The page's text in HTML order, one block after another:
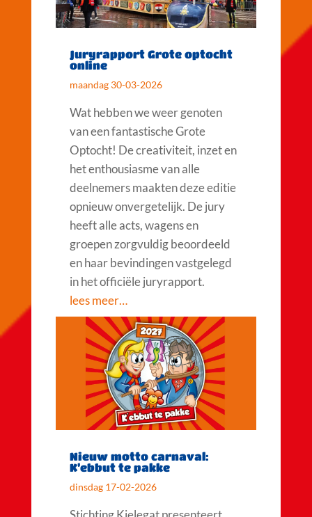
Juryrapport Grote optocht
online
maandag 30-03-2026
Wat hebben we weer genoten
van een fantastische Grote
Optocht! De creativiteit, inzet en
het enthousiasme van alle
deelnemers maakten deze editie
opnieuw onvergetelijk. De jury
heeft alle acts, wagens en
groepen zorgvuldig beoordeeld
en haar bevindingen vastgelegd
in het officiële juryrapport.
lees meer…
Nieuw motto carnaval:
K’ebbut te pakke
dinsdag 17-02-2026